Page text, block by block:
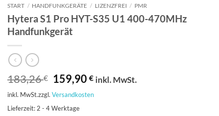
START / HANDFUNKGERÄTE / LIZENZFREI / PMR
Hytera S1 Pro HYT-S35 U1 400-470MHz
Handfunkgerät
183,26€
Ursprünglicher
Preis
war:
183,26 €
159,90€Aktueller
ist:
inkl. MwSt.
inkl. MwSt.zzgl. Versandkosten
Lieferzeit: 2 - 4 Werktage